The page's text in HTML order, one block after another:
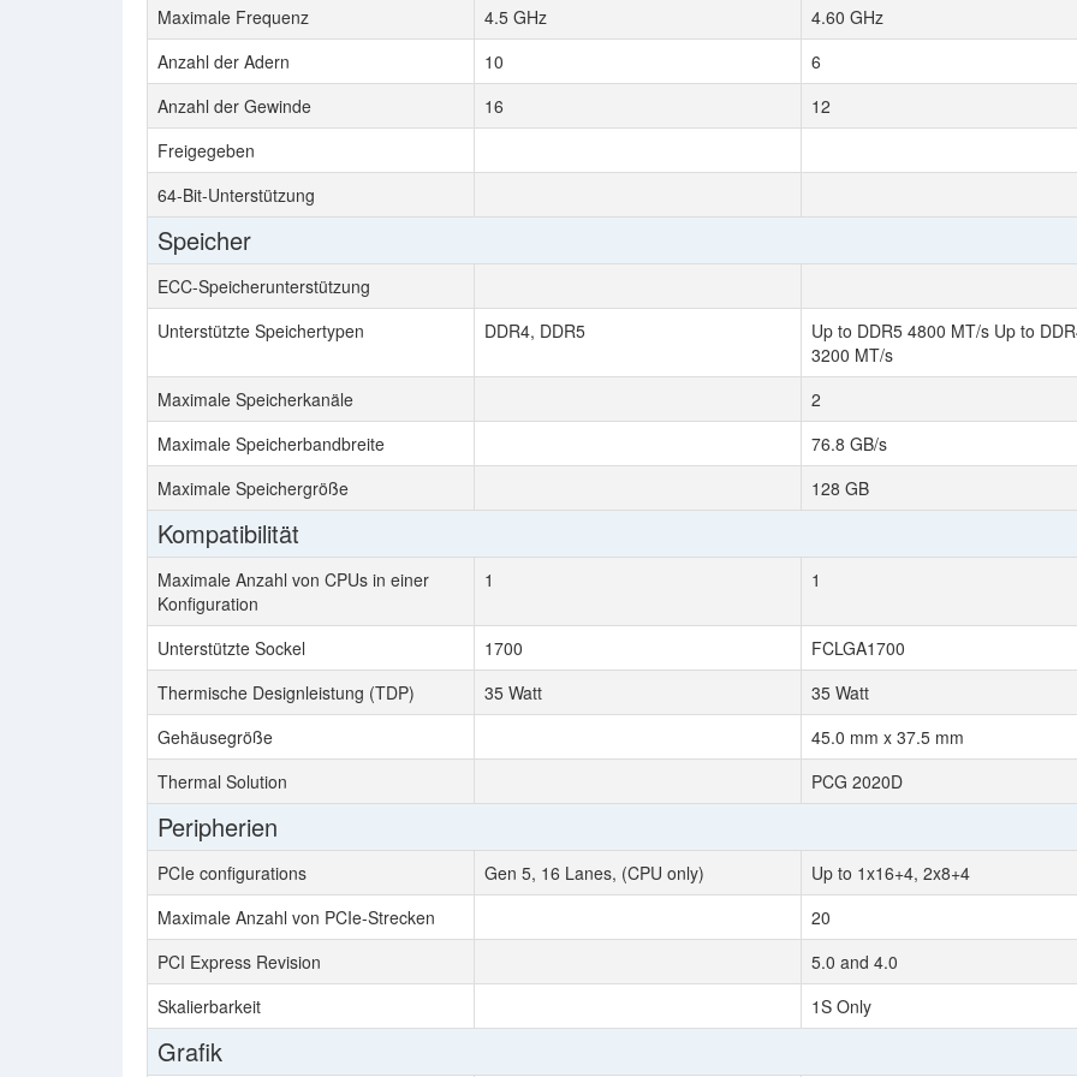
Maximale Frequenz 4.5 GHz
4.60 GHz
Anzahl der Adern
10
6
Anzahl der Gewinde
16
12
Freigegeben
64-Bit-Unterstützung
Speicher
ECC-Speicherunterstützung
Unterstützte Speichertypen
DDR4, DDR5
Up to DDR5 4800 MT/s Up to
3200 MT/s
Maximale Speicherkanäle
2
Maximale Speicherbandbreite
76.8 GB/s
Maximale Speichergröße
128 GB
Kompatibilität
Maximale Anzahl von CPUs in einer
Konfiguration
1 1
Unterstützte Sockel 1700
FCLGA1700
Thermische Designleistung (TDP)
35 Watt
35 Watt
Gehäusegröße
45.0 mm x 37.5 mm
Thermal Solution
PCG 2020D
Peripherien
PCIe configurations Gen 5, 16 Lanes, (CPU only)
Up to 1x16+4, 2x8+4
Maximale Anzahl von PCIe-Strecken
20
PCI Express Revision
5.0 and 4.0
Skalierbarkeit
1S Only
Grafik